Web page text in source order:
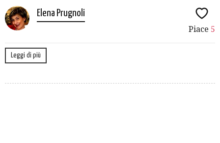
Elena Prugnoli
Piace 5
Leggi di più